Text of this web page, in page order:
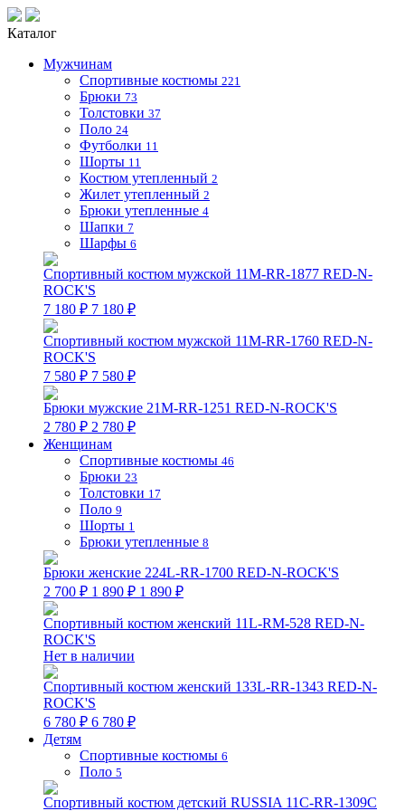
Каталог
Мужчинам
Спортивные костюмы 221
Брюки 73
Толстовки 37
Поло 24
Футболки 11
Шорты 11
Костюм утепленный 2
Жилет утепленный 2
Брюки утепленные 4
Шапки 7
Шарфы 6
Спортивный костюм мужской 11M-RR-1877 RED-N-
ROCK'S
7 180 ₽ 7 180 ₽
Спортивный костюм мужской 11M-RR-1760 RED-N-
ROCK'S
7 580 ₽ 7 580 ₽
Брюки мужские 21M-RR-1251 RED-N-ROCK'S
2 780 ₽ 2 780 ₽
Женщинам
Спортивные костюмы 46
Брюки 23
Толстовки 17
Поло 9
Шорты 1
Брюки утепленные 8
Брюки женские 224L-RR-1700 RED-N-ROCK'S
2 700 ₽ 1 890 ₽ 1 890 ₽
Спортивный костюм женский 11L-RM-528 RED-N-
ROCK'S
Нет в наличии
Спортивный костюм женский 133L-RR-1343 RED-N-
ROCK'S
6 780 ₽ 6 780 ₽
Детям
Спортивные костюмы 6
Поло 5
Спортивный костюм детский RUSSIA 11C-RR-1309C